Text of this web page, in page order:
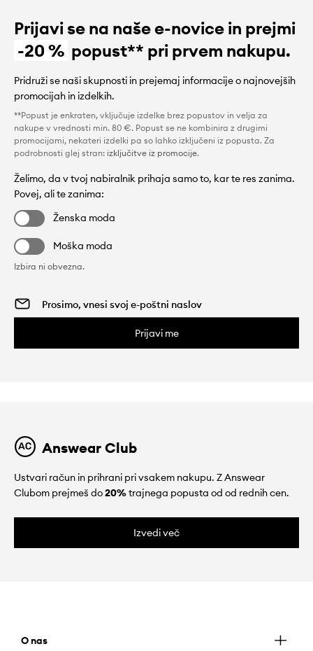
Prijavi se na naše e-novice in prejmi
-20 % popust** pri prvem nakupu.
Pridruži se naši skupnosti in prejemaj informacije o najnovejših
promocijah in izdelkih.
**Popust je enkraten, vključuje izdelke brez popustov in velja za
nakupe v vrednosti min. 80 €. Popust se ne kombinira z drugimi
promocijami, nekateri izdelki pa so lahko izključeni iz popusta. Za
podrobnosti glej stran: izključitve iz promocije.
Želimo, da v tvoj nabiralnik prihaja samo to, kar te res zanima.
Povej, ali te zanima:
Ženska moda
Moška moda
Izbira ni obvezna.
Prijavi me
Answear Club
Ustvari račun in prihrani pri vsakem nakupu. Z Answear
Clubom prejmeš do20%trajnega popusta od od rednih cen.
Izvedi več
O nas